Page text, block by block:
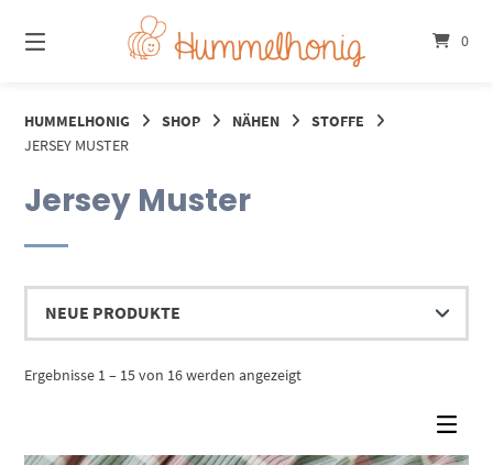
zum
Inhalt
0
HUMMELHONIG SHOP NÄHEN
STOFFE
JERSEY MUSTER
Jersey Muster
Ergebnisse 1 – 15 von 16 werden angezeigtNach